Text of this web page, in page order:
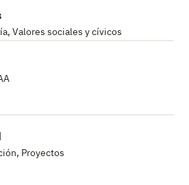
, Valores sociales y cívicos
, Proyectos